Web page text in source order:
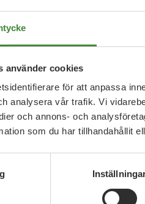
använder cookies
för att anpassa
analysera vår trafik. Vi
och annons- och
som du har tillhandahållit